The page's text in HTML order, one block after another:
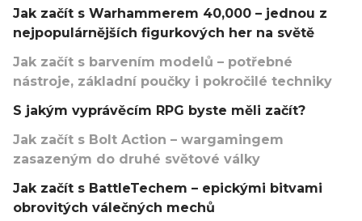
Jak začít s Warhammerem 40,000 – jednou z
nejpopulárnějších figurkových her na světě
Jak začít s barvením modelů – potřebné
nástroje, základní poučky i pokročilé techniky
S jakým vyprávěcím RPG byste měli začít?
Jak začít s Bolt Action – wargamingem
zasazeným do druhé světové války
Jak začít s BattleTechem – epickými bitvami
obrovitých válečných mechů